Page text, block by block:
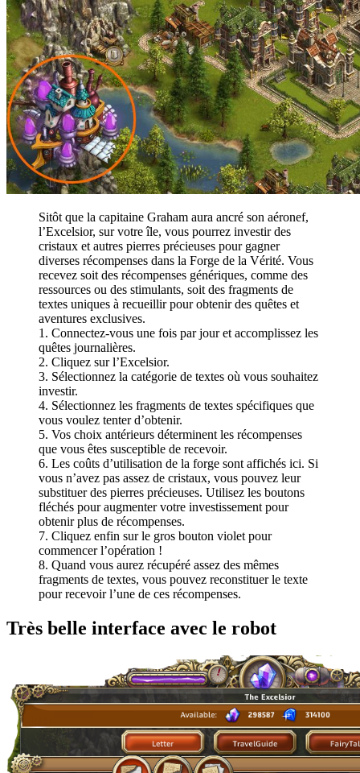
Sitôt que la capitaine Graham aura ancré son aéronef,
l’Excelsior, sur votre île, vous pourrez investir des
cristaux et autres pierres précieuses pour gagner
diverses récompenses dans la Forge de la Vérité. Vous
recevez soit des récompenses génériques, comme des
ressources ou des stimulants, soit des fragments de
textes uniques à recueillir pour obtenir des quêtes et
aventures exclusives.
1. Connectez-vous une fois par jour et accomplissez les
quêtes journalières.
2. Cliquez sur l’Excelsior.
3. Sélectionnez la catégorie de textes où vous souhaitez
investir.
4. Sélectionnez les fragments de textes spécifiques que
vous voulez tenter d’obtenir.
5. Vos choix antérieurs déterminent les récompenses
que vous êtes susceptible de recevoir.
6. Les coûts d’utilisation de la forge sont affichés ici. Si
vous n’avez pas assez de cristaux, vous pouvez leur
substituer des pierres précieuses. Utilisez les boutons
fléchés pour augmenter votre investissement pour
obtenir plus de récompenses.
7. Cliquez enfin sur le gros bouton violet pour
commencer l’opération !
8. Quand vous aurez récupéré assez des mêmes
fragments de textes, vous pouvez reconstituer le texte
pour recevoir l’une de ces récompenses.
Très belle interface avec le robot